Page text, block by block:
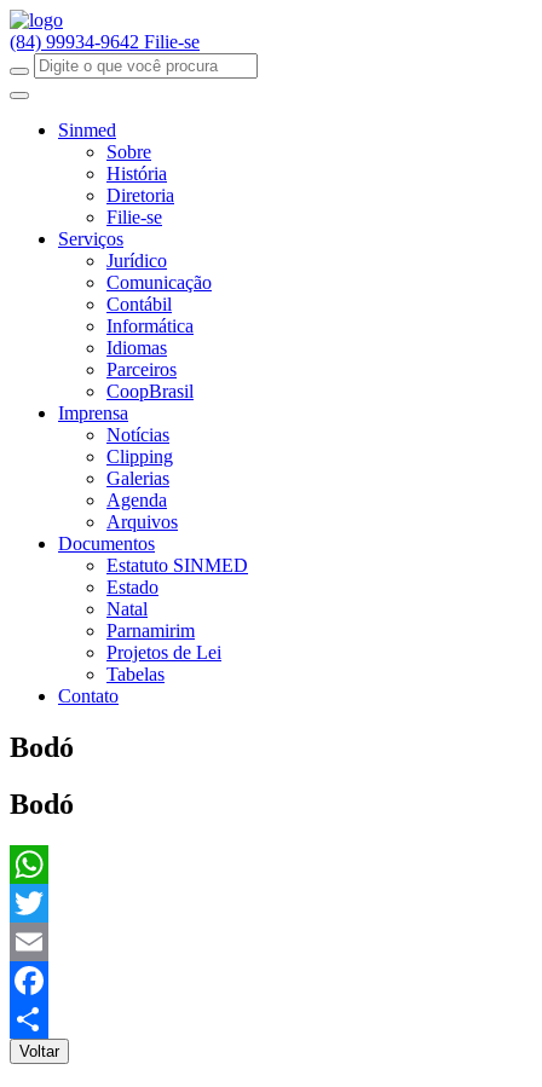
(84) 99934-9642 Filie-se
Sinmed
Sobre
História
Diretoria
Filie-se
Serviços
Jurídico
Comunicação
Contábil
Informática
Idiomas
Parceiros
CoopBrasil
Imprensa
Notícias
Clipping
Galerias
Agenda
Arquivos
Documentos
Estatuto SINMED
Estado
Natal
Parnamirim
Projetos de Lei
Tabelas
Contato
Bodó
Bodó
WhatsApp
Twitter
Email
Facebook
Share
Voltar